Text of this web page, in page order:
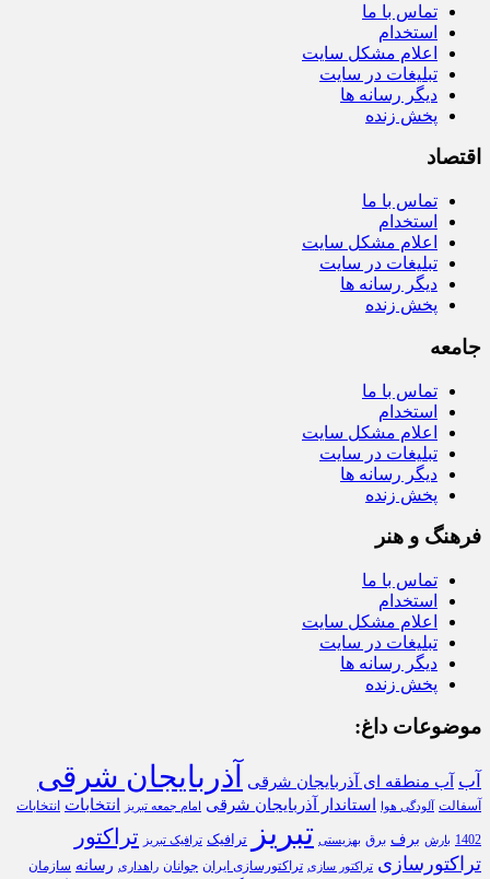
تماس با ما
استخدام
اعلام مشکل سایت
تبلیغات در سایت
دیگر رسانه ها
پخش زنده
اقتصاد
تماس با ما
استخدام
اعلام مشکل سایت
تبلیغات در سایت
دیگر رسانه ها
پخش زنده
جامعه
تماس با ما
استخدام
اعلام مشکل سایت
تبلیغات در سایت
دیگر رسانه ها
پخش زنده
فرهنگ و هنر
تماس با ما
استخدام
اعلام مشکل سایت
تبلیغات در سایت
دیگر رسانه ها
پخش زنده
موضوعات داغ:
آب آب منطقه ای آذربایجان شرقی آذربایجان شرقی
آسفالت آلودگی هوا استاندار آذربایجان شرقی امام جمعه تبریز انتخابات انتخابات
1402 بارش برف برق بهزیستی تبریز ترافیک ترافیک تبریز تراکتور
تراکتورسازی تراکتور سازی تراکتورسازی ایران جوانان راهداری رسانه سازمان